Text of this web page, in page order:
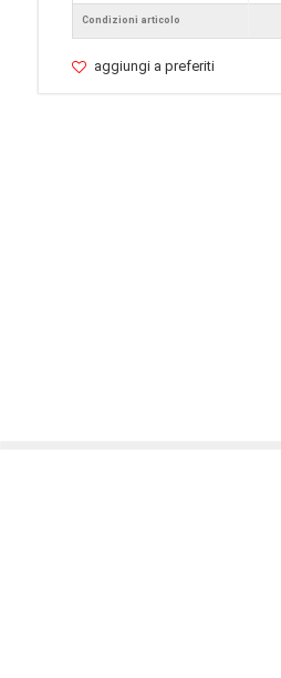
Condizioni articolo
aggiungi a preferiti